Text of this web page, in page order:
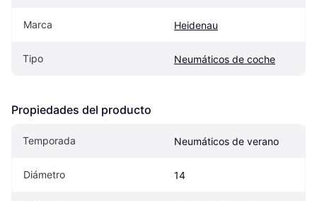
Marca Heidenau
Tipo Neumáticos de coche
Propiedades del producto
Temporada Neumáticos de verano
Diámetro 14